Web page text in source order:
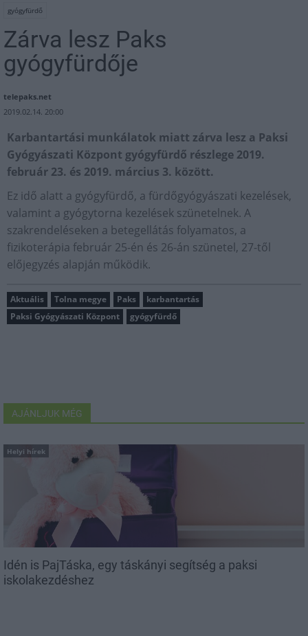
gyógyfürdő
Zárva lesz Paks
gyógyfürdője
telepaks.net
2019.02.14. 20:00
Karbantartási munkálatok miatt zárva lesz a Paksi
Gyógyászati Központ gyógyfürdő részlege 2019.
február 23. és 2019. március 3. között.
Ez idő alatt a gyógyfürdő, a fürdőgyógyászati kezelések,
valamint a gyógytorna kezelések szünetelnek. A
szakrendeléseken a betegellátás folyamatos, a
fizikoterápia február 25-én és 26-án szünetel, 27-től
előjegyzés alapján működik.
Aktuális Tolna megye Paks
karbantartás
Paksi Gyógyászati Központ
gyógyfürdő
AJÁNLJUK MÉG
Helyi hírek
Idén is PajTáska, egy táskányi segítség a paksi
iskolakezdéshez